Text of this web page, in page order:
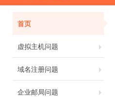
首页
虚拟主机问题
域名注册问题
企业邮局问题